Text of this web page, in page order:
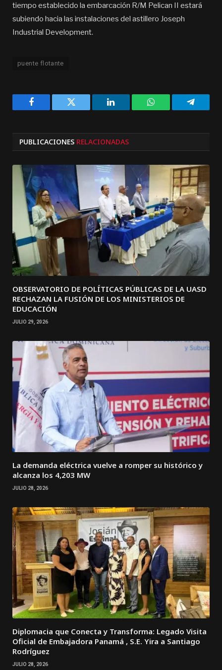
tiempo establecido la embarcación R/M Pelican II estará
subiendo hacia las instalaciones del astillero Joseph
Industrial Development.
puente flotante
Facebook Twitter LinkedIn WhatsApp
PUBLICACIONES RELACIONADAS
OBSERVATORIO DE POLÍTICAS PÚBLICAS DE LA UASD
RECHAZAN LA FUSIÓN DE LOS MINISTERIOS DE
EDUCACIÓN
JULIO 29, 2026
La demanda eléctrica vuelve a romper su histórico y
alcanza los 4,203 MW
JULIO 28, 2026
Diplomacia que Conecta y Transforma: Legado Visita
Oficial de Embajadora Panamá , S.E. Yira a Santiago
Rodríguez
JULIO 28, 2026